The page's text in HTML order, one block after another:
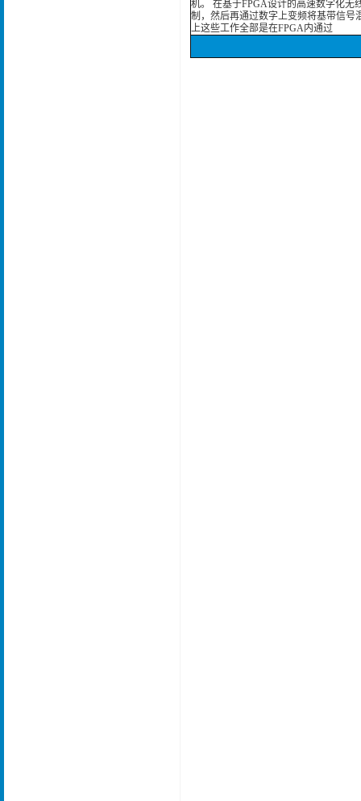
机。 在基于FPGA设计的高速数字化无
制，然后再通过数字上变频将基带信
上这些工作全部是在FPGA内通过